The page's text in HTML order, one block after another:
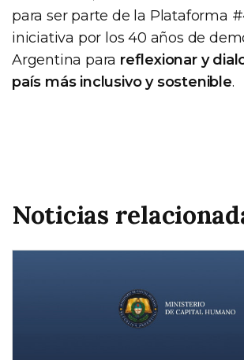
para ser parte de la Plataforma
iniciativa por los 40 años de
Argentina para reflexionar y
país más inclusivo y sostenible.
Noticias